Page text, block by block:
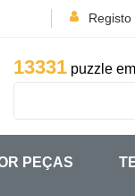
Registo
13331 puzzle
PEÇAS